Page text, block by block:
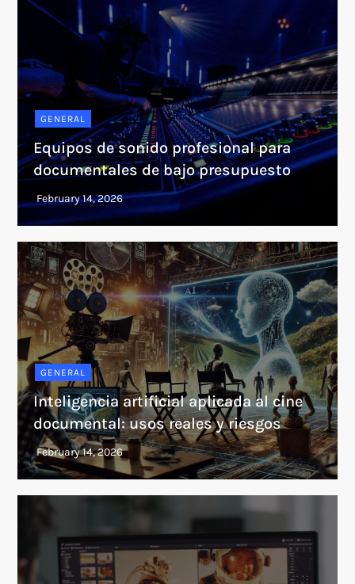
GENERAL
Equipos de sonido profesional para
documentales de bajo presupuesto
GENERAL
Inteligencia artificial aplicada al cine
documental: usos reales y riesgos